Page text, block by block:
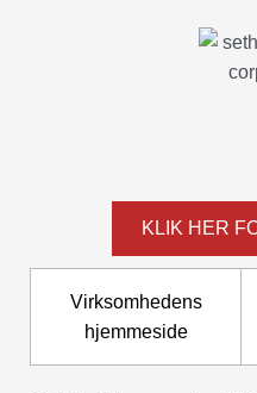
KLIK HER
Virksomhedens
hjemmeside